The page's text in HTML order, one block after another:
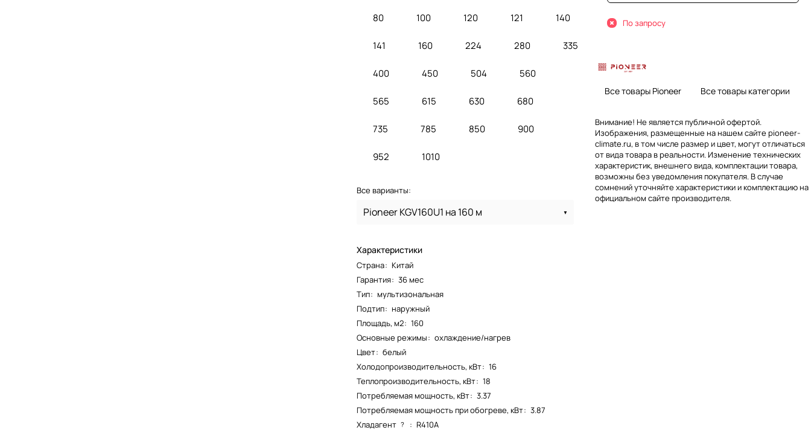
80 100 120 121 140
141 160 224 280 335
400 450 504 560
565 615 630 680
735 785 850 900
952 1010
Все варианты:
Pioneer KGV160U1 на 160 м
Характеристики
Страна: Китай
Гарантия: 36 мес
Тип: мультизональная
Подтип: наружный
Площадь, м2: 160
Основные режимы: охлаждение/нагрев
Цвет: белый
Холодопроизводительность, кВт: 16
Теплопроизводительность, кВт: 18
Потребляемая мощность, кВт: 3.37
Потребляемая мощность при обогреве, кВт: 3.87
Хладагент ? : R410A
По запросу
Все товары Pioneer Все товары категории
Внимание! Не является публичной офертой.
Изображения, размещенные на нашем сайте pioneer-
climate.ru, в том числе размер и цвет, могут отличаться
от вида товара в реальности. Изменение технических
характеристик, внешнего вида, комплектации товара,
возможны без уведомления покупателя. В случае
сомнений уточняйте характеристики и комплектацию на
официальном сайте производителя.